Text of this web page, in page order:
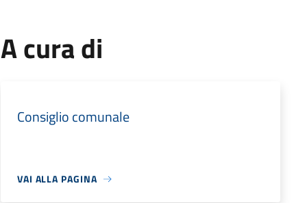
A cura di
Consiglio comunale
VAI ALLA PAGINA